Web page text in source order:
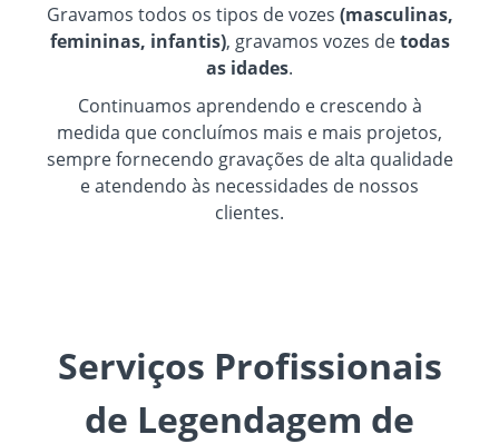
Gravamos todos os tipos de vozes (masculinas,
femininas, infantis), gravamos vozes detodas
as idades.
Continuamos aprendendo e crescendo à
medida que concluímos mais e mais projetos,
sempre fornecendo gravações de alta qualidade
e atendendo às necessidades de nossos
clientes.
Serviços Profissionais
de Legendagem de